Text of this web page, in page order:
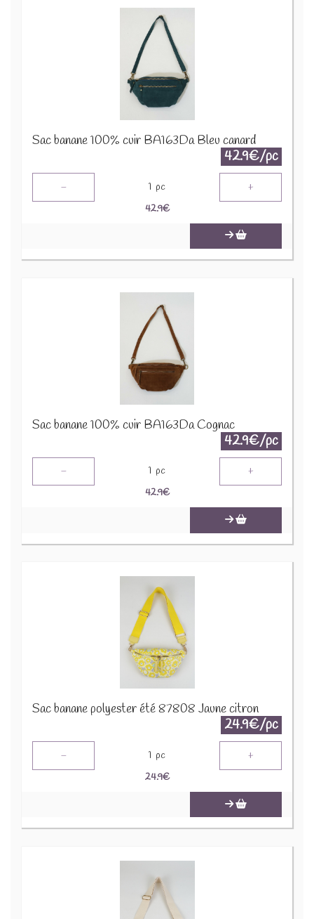
Sac banane 100% cuir BA163Da Bleu canard
42.9€/pc
- 1 pc +
42.9€
Sac banane 100% cuir BA163Da Cognac
42.9€/pc
- 1 pc +
42.9€
Sac banane polyester été 87808 Jaune citron
24.9€/pc
- 1 pc +
24.9€